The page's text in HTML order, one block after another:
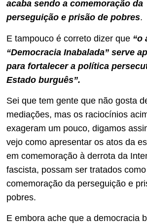
acaba sendo a comemoração da
perseguição e prisão de pobres.
E tampouco é correto dizer que “o
“Democracia Inabalada” serve
para fortalecer a política
Estado burguês”.
Sei que tem gente que não gosta
mediações, mas os raciocínios
exageram um pouco, digamos
vejo como apresentar os atos da
em comemoração à derrota da
fascista, possam ser tratados como
comemoração da perseguição e
pobres.
E embora ache que a democracia